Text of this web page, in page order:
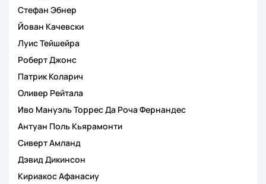
Стефан Эбнер
Йован Качевски
Луис Тейшейра
Роберт Джонс
Патрик Коларич
Оливер Рейтала
Иво Мануэль Торрес Да Роча Фернандес
Антуан Поль Кьярамонти
Сиверт Амланд
Дэвид Дикинсон
Кириакос Афанасиу